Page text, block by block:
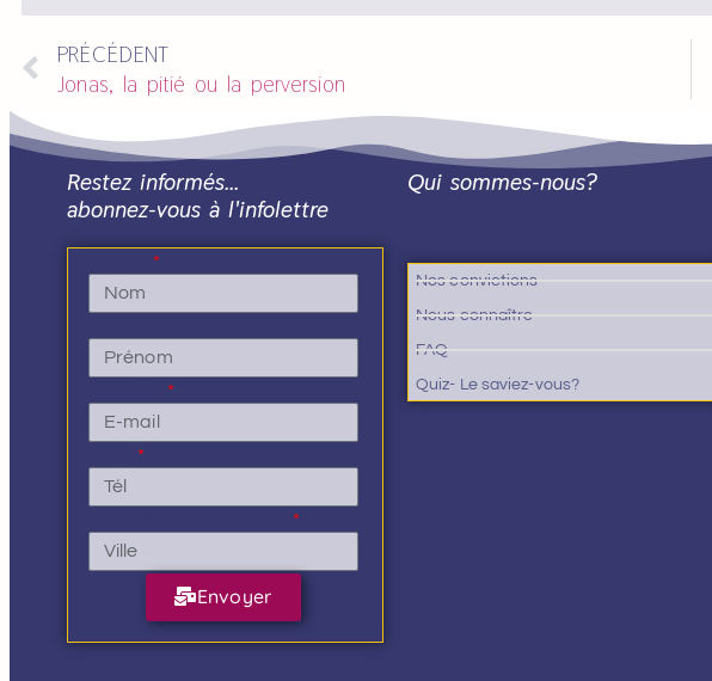
PRÉCÉDENT
Jonas, la pitié ou la perversion
Restez informés…
abonnez-vous à l'infolettre
Envoyer
Qui sommes-nous?
Nos convictions
Nous connaître
FAQ
Quiz- Le saviez-vous?